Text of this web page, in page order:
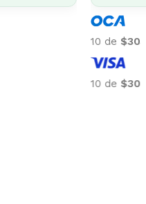
10 de $30
10 de $30